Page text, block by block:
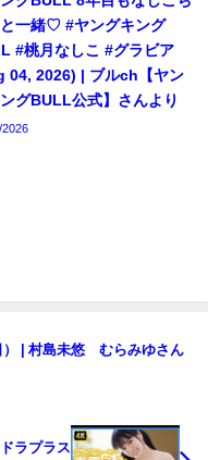
一緒♡ #ヤングキング
#桃月なしこ #グラビア
04, 2026) | ブルch【ヤン
グBULL公式】さんより
2026
） | 村島未悠 むらみゆさん
ラプラス